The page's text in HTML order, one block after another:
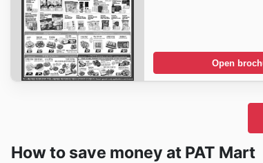
Open
How to save money at PAT Mart